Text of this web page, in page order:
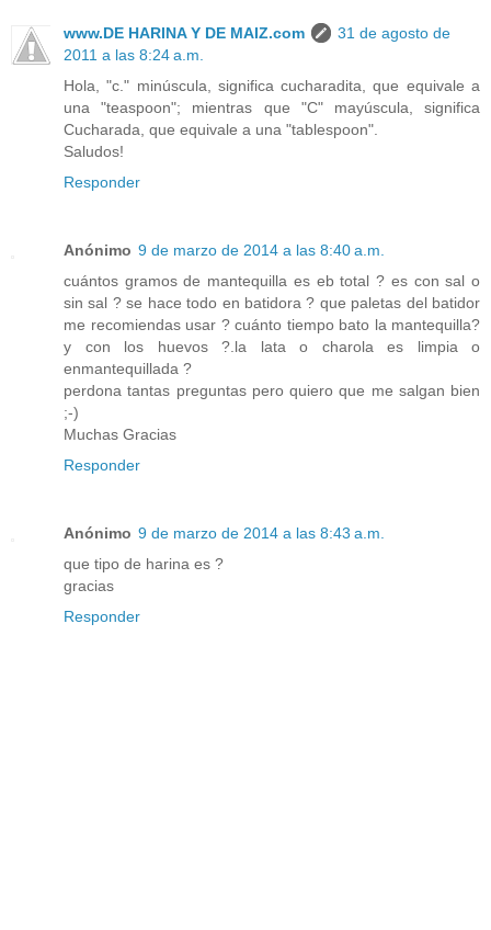
www.DE HARINA Y DE MAIZ.com
31 de agosto de
2011 a las 8:24 a.m.
Hola, "c." minúscula, significa cucharadita, que equivale a
una "teaspoon"; mientras que "C" mayúscula, significa
Cucharada, que equivale a una "tablespoon".
Saludos!
Responder
Anónimo 9 de marzo de 2014 a las 8:40 a.m.
cuántos gramos de mantequilla es eb total ? es con sal o
sin sal ? se hace todo en batidora ? que paletas del batidor
me recomiendas usar ? cuánto tiempo bato la mantequilla?
y con los huevos ?.la lata o charola es limpia o
enmantequillada ?
perdona tantas preguntas pero quiero que me salgan bien
;-)
Muchas Gracias
Responder
Anónimo 9 de marzo de 2014 a las 8:43 a.m.
que tipo de harina es ?
gracias
Responder